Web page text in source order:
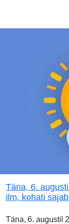
Täna, 6.
ilm, kohati
Täna, 6. augustil